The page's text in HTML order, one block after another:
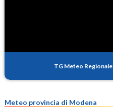
PM25
TG Meteo Regionale
Meteo provincia di Modena